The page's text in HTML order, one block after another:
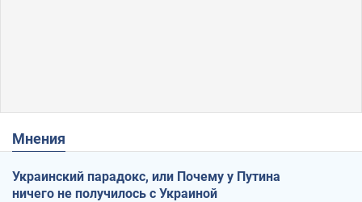
Мнения
Украинский парадокс, или Почему у Путина
ничего не получилось с Украиной